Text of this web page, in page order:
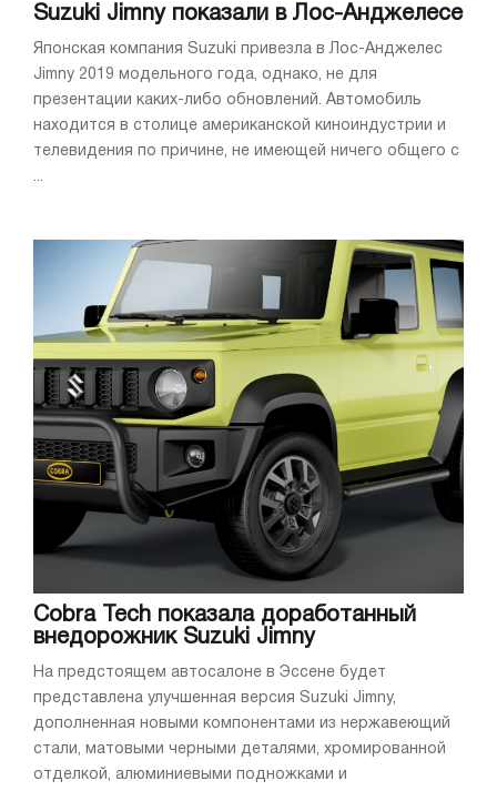
Suzuki Jimny показали в Лос-Анджелесе
Японская компания Suzuki привезла в Лос-Анджелес
Jimny 2019 модельного года, однако, не для
презентации каких-либо обновлений. Автомобиль
находится в столице американской киноиндустрии и
телевидения по причине, не имеющей ничего общего с
...
Cobra Tech показала доработанный
внедорожник Suzuki Jimny
На предстоящем автосалоне в Эссене будет
представлена улучшенная версия Suzuki Jimny,
дополненная новыми компонентами из нержавеющий
стали, матовыми черными деталями, хромированной
отделкой, алюминиевыми подножками и